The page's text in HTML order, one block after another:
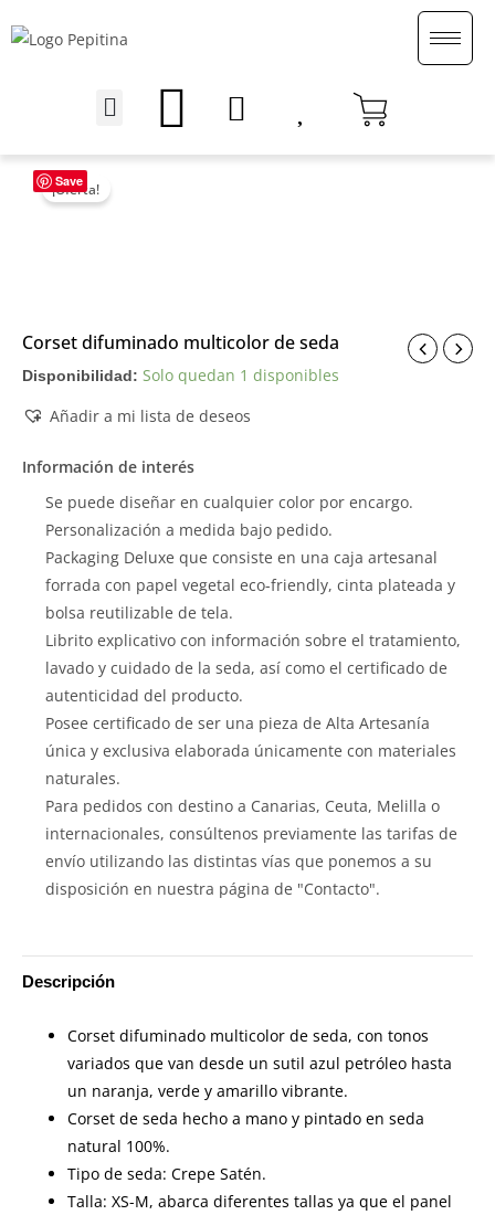
al
Menu
¡Oferta!
Save
Corset difuminado multicolor de seda
Disponibilidad: Solo quedan 1 disponibles
Añadir a mi lista de deseos
Información de interés
Se puede diseñar en cualquier color por encargo.
Personalización a medida bajo pedido.
Packaging Deluxe que consiste en una caja artesanal
forrada con papel vegetal eco-friendly, cinta plateada y
bolsa reutilizable de tela.
Librito explicativo con información sobre el tratamiento,
lavado y cuidado de la seda, así como el certificado de
autenticidad del producto.
Posee certificado de ser una pieza de Alta Artesanía
única y exclusiva elaborada únicamente con materiales
naturales.
Para pedidos con destino a Canarias, Ceuta, Melilla o
internacionales, consúltenos previamente las tarifas de
envío utilizando las distintas vías que ponemos a su
disposición en nuestra página de "Contacto".
Descripción
Corset difuminado multicolor de seda, con tonos
variados que van desde un sutil azul petróleo hasta
un naranja, verde y amarillo vibrante.
Corset de seda hecho a mano y pintado en seda
natural 100%.
Tipo de seda: Crepe Satén.
Talla: XS-M, abarca diferentes tallas ya que el panel